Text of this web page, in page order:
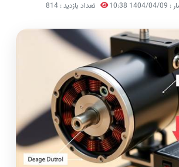
10:38 تعداد بازدید : 814